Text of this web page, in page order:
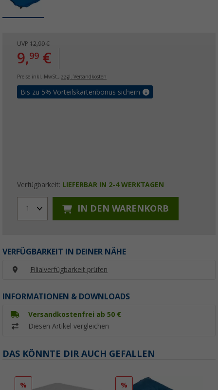
UVP 12,99 €
9,99 €
Preise inkl. MwSt., zzgl. Versandkosten
Bis zu 5% Vorteilskartenbonus sichern
Verfügbarkeit: LIEFERBAR IN 2-4 WERKTAGEN
1 IN DEN WARENKORB
VERFÜGBARKEIT IN DEINER NÄHE
Filialverfügbarkeit prüfen
INFORMATIONEN & DOWNLOADS
Versandkostenfrei ab 50 €
Diesen Artikel vergleichen
DAS KÖNNTE DIR AUCH GEFALLEN
% %